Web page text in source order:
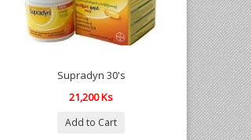
Supradyn 30's
21,200 Ks
Add to Cart